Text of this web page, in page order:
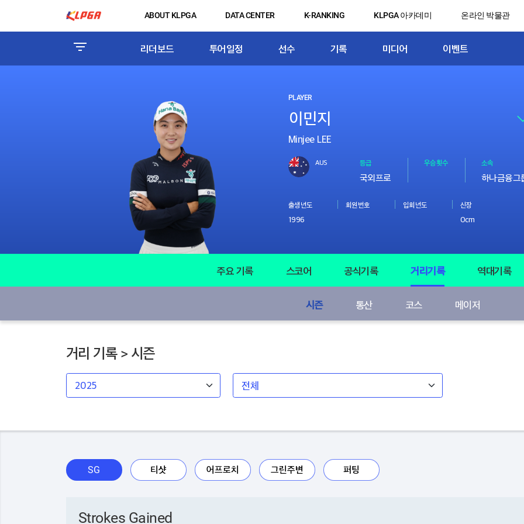
ABOUT KLPGA DATA CENTER K-RANKING KLPGA 아카데미 온라인 박물관
리더보드 투어일정 선수 기록 미디어 이벤트
PLAYER
Minjee LEE
AUS 등급
국외프로
우승횟수 소속
하나금융그
출생년도
1996
회원번호 입회년도 신장
0cm
주요 기록 스코어 공식기록 거리기록 역대기록
시즌 통산 코스 메이저
거리 기록 > 시즌
SG 티샷 어프로치 그린주변 퍼팅
Strokes Gained